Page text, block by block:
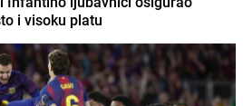
i visoku platu